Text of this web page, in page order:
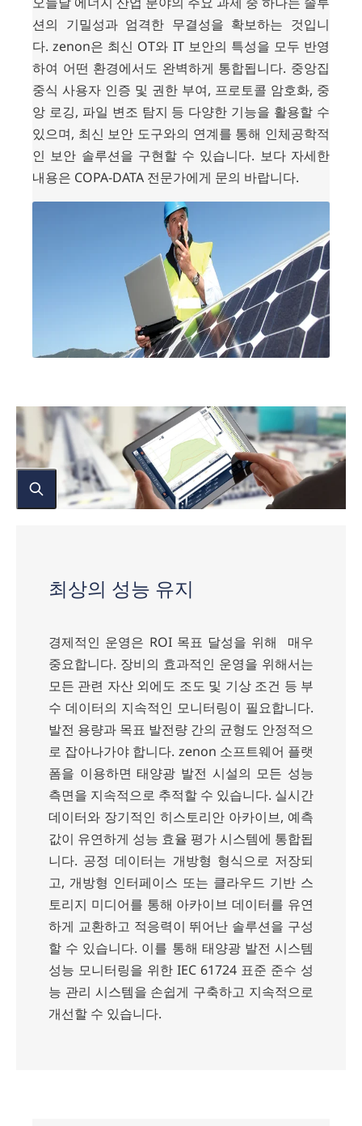
션의 기밀성과 엄격한 무결성을 확보하는 것입니
다.zenon은 최신 OT와 IT 보안의 특성을 모두 반영
하여 어떤 환경에서도 완벽하게 통합됩니다. 중앙집
중식 사용자 인증 및 권한 부여, 프로토콜 암호화, 중
앙 로깅, 파일 변조 탐지 등 다양한 기능을 활용할 수
있으며, 최신 보안 도구와의 연계를 통해 인체공학적
인 보안 솔루션을 구현할 수 있습니다. 보다 자세한
내용은 COPA-DATA 전문가에게 문의 바랍니다.
최상의 성능 유지
경제적인 운영은 ROI 목표 달성을 위해 매우
중요합니다. 장비의 효과적인 운영을 위해서는
모든 관련 자산 외에도 조도 및 기상 조건 등 부
수 데이터의 지속적인 모니터링이 필요합니다.
발전 용량과 목표 발전량 간의 균형도 안정적으
로 잡아나가야 합니다. zenon 소프트웨어 플랫
폼을 이용하면 태양광 발전 시설의 모든 성능
측면을 지속적으로 추적할 수 있습니다. 실시간
데이터와 장기적인 히스토리안 아카이브, 예측
값이 유연하게 성능 효율 평가 시스템에 통합됩
니다. 공정 데이터는 개방형 형식으로 저장되
고, 개방형 인터페이스 또는 클라우드 기반 스
토리지 미디어를 통해 아카이브 데이터를 유연
하게 교환하고 적응력이 뛰어난 솔루션을 구성
할 수 있습니다. 이를 통해 태양광 발전 시스템
성능 모니터링을 위한 IEC 61724 표준 준수 성
능 관리 시스템을 손쉽게 구축하고 지속적으로
개선할 수 있습니다.